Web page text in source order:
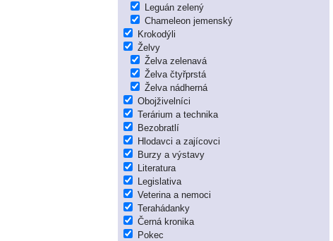
Leguán zelený
Chameleon jemenský
Krokodýli
Želvy
Želva zelenavá
Želva čtyřprstá
Želva nádherná
Obojživelníci
Terárium a technika
Bezobratlí
Hlodavci a zajícovci
Burzy a výstavy
Literatura
Legislativa
Veterina a nemoci
Terahádanky
Černá kronika
Pokec